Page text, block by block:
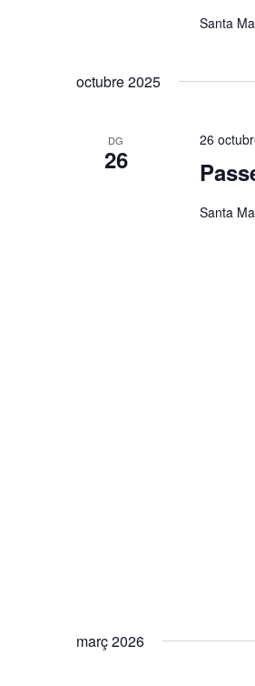
Santa
octubre 2025
DG
26
26
Santa
març 2026